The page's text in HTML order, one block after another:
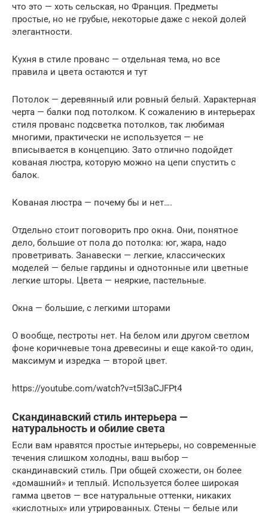
что это — хоть сельская, но Франция. Предметы
простые, но не грубые, некоторые даже с некой долей
элегантности.
Кухня в стиле прованс — отдельная тема, но все
правила и цвета остаются и тут
Потолок — деревянный или ровный белый. Характерная
черта — балки под потолком. К сожалению в интерьерах
стиля прованс подсветка потолков, так любимая
многими, практически не используется — не
вписывается в концепцию. Зато отлично подойдет
кованая люстра, которую можно на цепи спустить с
балок.
Кованая люстра — почему бы и нет….
Отдельно стоит поговорить про окна. Они, понятное
дело, большие от пола до потолка: юг, жара, надо
проветривать. Занавески — легкие, классических
моделей — белые гардины и однотонные или цветные
легкие шторы. Цвета — неяркие, пастельные.
Окна — большие, с легкими шторами
О вообще, пестроты нет. На белом или другом светлом
фоне коричневые тона древесины и еще какой-то один,
максимум и изредка — второй цвет.
https://youtube.com/watch?v=t5I3aCJFPt4
Скандинавский стиль интерьера —
натуральность и обилие света
Если вам нравятся простые интерьеры, но современные
течения слишком холодны, ваш выбор —
скандинавский стиль. При общей схожести, он более
«домашний» и теплый. Используется более широкая
гамма цветов — все натуральные оттенки, никаких
«кислотных» или утрированных. Стены — белые или